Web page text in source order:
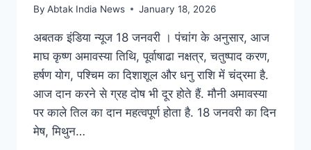
By Abtak India News January 18, 2026
अबतक इंडिया न्यूज 18 जनवरी । पंचांग के अनुसार, आज
माघ कृष्ण अमावस्या तिथि, पूर्वाषाढा नक्षत्र, चतुष्पाद करण,
हर्षण योग, पश्चिम का दिशाशूल और धनु राशि में चंद्रमा है.
आज दान करने से ग्रह दोष भी दूर होते हैं. मौनी अमावस्या
पर काले तिल का दान महत्वपूर्ण होता है. 18 जनवरी का दिन
मेष, मिथुन…